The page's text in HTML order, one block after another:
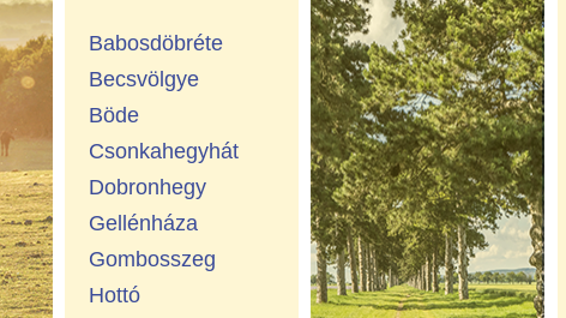
Babosdöbréte
Becsvölgye
Böde
Csonkahegyhát
Dobronhegy
Gellénháza
Gombosszeg
Hottó